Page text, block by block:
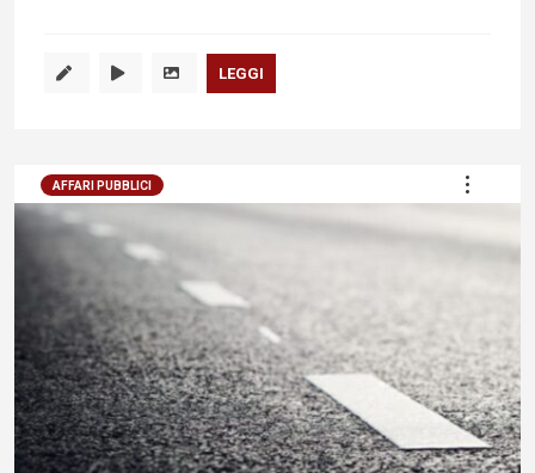
LEGGI
AFFARI PUBBLICI